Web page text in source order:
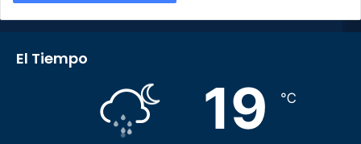
El Tiempo
19 ℃